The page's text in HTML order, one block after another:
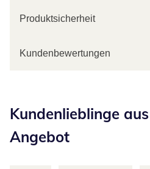
Produktsicherheit
Kundenbewertungen
Kundenlieblinge
Angebot